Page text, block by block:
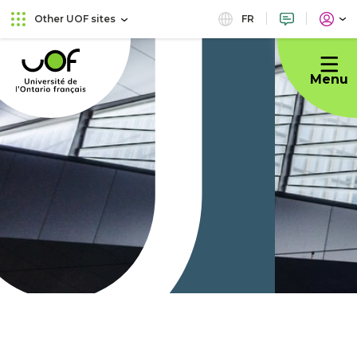
Skip
to
menu
Skip
to
Other UOF sites FR
Université
de
l'Ontario
français
Menu